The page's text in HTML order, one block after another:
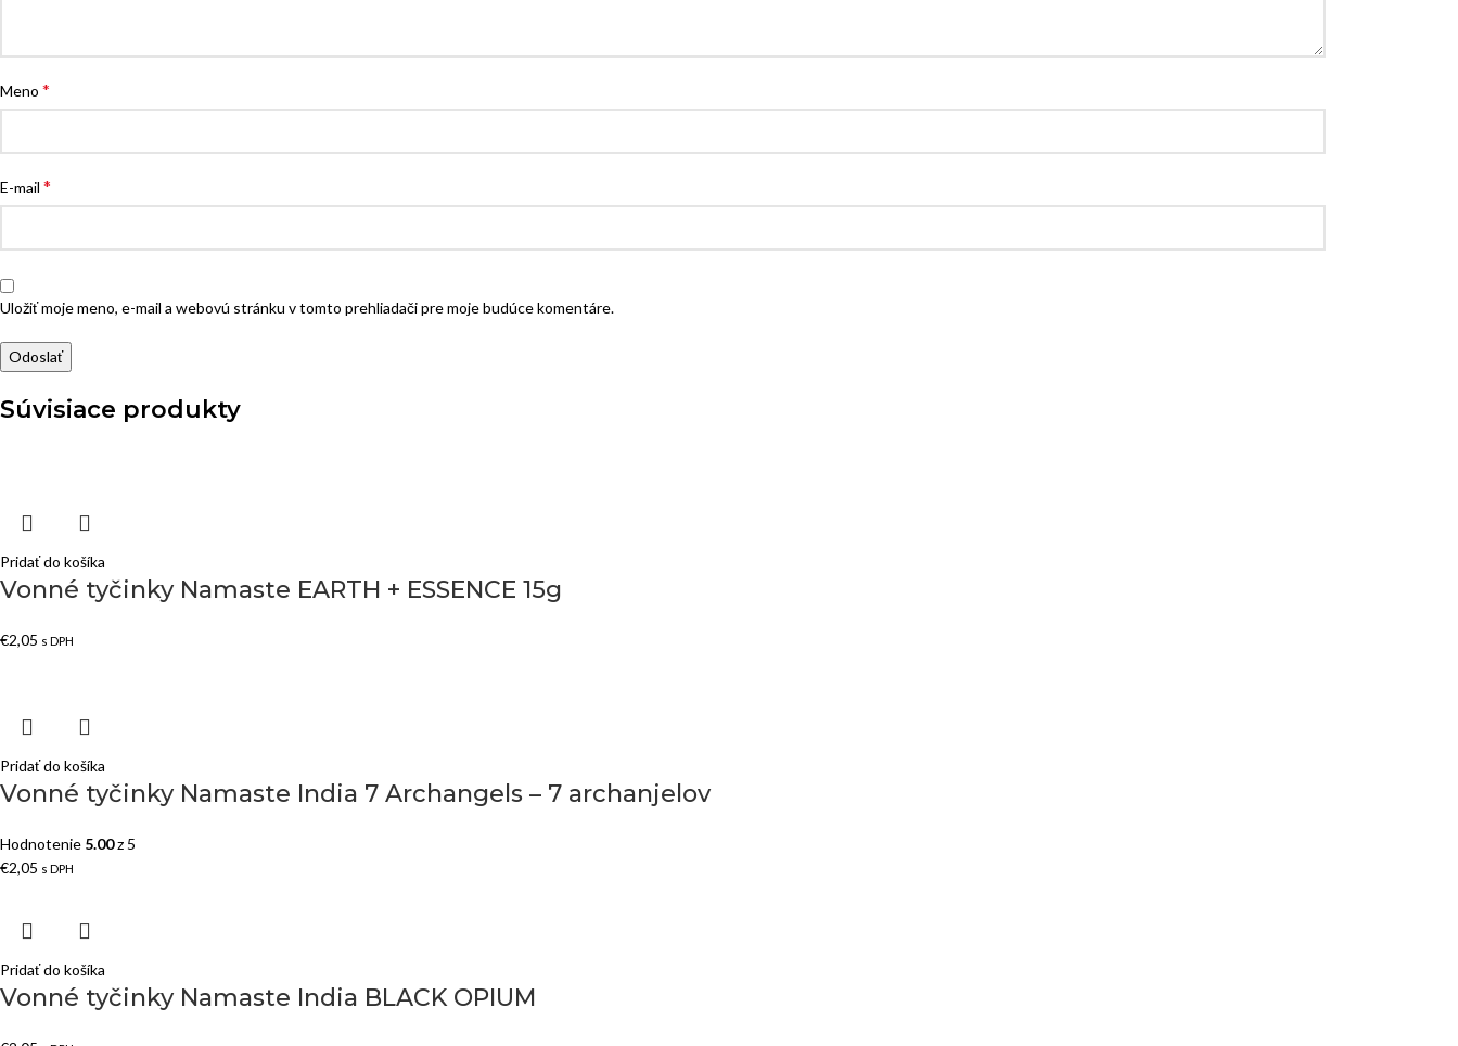
Meno *
E-mail *
Uložiť moje meno, e-mail a webovú stránku v tomto prehliadači pre moje budúce komentáre.
Súvisiace produkty
Pridať do košíka
Vonné tyčinky Namaste EARTH + ESSENCE 15g
€2,05 s DPH
Pridať do košíka
Vonné tyčinky Namaste India 7 Archangels – 7 archanjelov
Hodnotenie 5.00z 5
€2,05 s DPH
Pridať do košíka
Vonné tyčinky Namaste India BLACK OPIUM